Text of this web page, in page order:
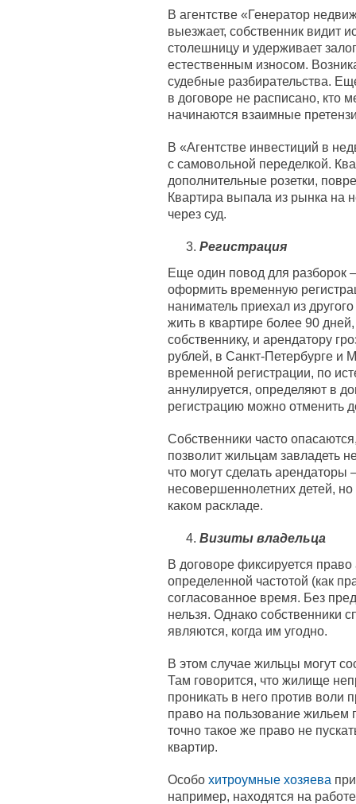
В агентстве «Генератор
выезжает, собственник видит
столешницу и удерживает
естественным износом.
судебные разбирательства.
в договоре не расписано, кто
начинаются взаимные
В «Агентстве инвестиций в
с самовольной переделкой.
дополнительные розетки,
Квартира выпала из рынка на
через суд.
Регистрация
Еще один повод для разборок
оформить временную
наниматель приехал из
жить в квартире более 90
собственнику, и арендатору
рублей, в Санкт-Петербурге и
временной регистрации, по
аннулируется, определяют в
регистрацию можно отменить
Собственники часто
позволит жильцам завладеть
что могут сделать арендаторы
несовершеннолетних детей,
каком раскладе.
Визиты владельца
В договоре фиксируется
определенной частотой (как
согласованное время. Без
нельзя. Однако собственники
являются, когда им угодно.
В этом случае жильцы могут
Там говорится, что жилище
проникать в него против
право на пользование жильем
точно такое же право не
квартир.
Особо хитроумные хозяева
например, находятся на